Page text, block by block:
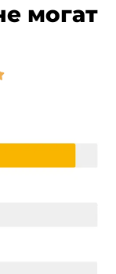
могат